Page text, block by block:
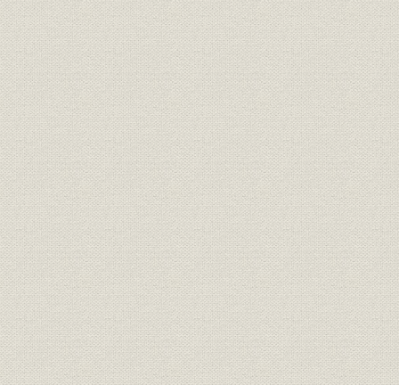
第3部 昭和戦前期
I 経営編 飛躍の時代から戦前の苦難期へ
第1章 石橋主幹の積極方針と経営の新展開
第2章 進む社内組織の整備と活性化
第3章 創立四〇周年と社業の拡大
第4章 準戦時下の飛躍的発展
第5章 言論抑圧と経済統制の中で
第6章 創立四五周年と社業の新展開
第7章 危機に立つ太平洋戦争下の社業
II 言論編 激動する政治・経済への独自の提言